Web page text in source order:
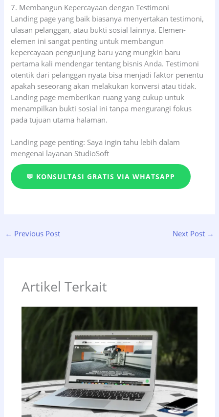
7. Membangun Kepercayaan dengan Testimoni
Landing page yang baik biasanya menyertakan testimoni,
ulasan pelanggan, atau bukti sosial lainnya. Elemen-
elemen ini sangat penting untuk membangun
kepercayaan pengunjung baru yang mungkin baru
pertama kali mendengar tentang bisnis Anda. Testimoni
otentik dari pelanggan nyata bisa menjadi faktor penentu
apakah seseorang akan melakukan konversi atau tidak.
Landing page memberikan ruang yang cukup untuk
menampilkan bukti sosial ini tanpa mengurangi fokus
pada tujuan utama halaman.
Landing page penting: Saya ingin tahu lebih dalam
mengenai layanan StudioSoft
💬 KONSULTASI GRATIS VIA WHATSAPP
← Previous Post Next Post →
Artikel Terkait